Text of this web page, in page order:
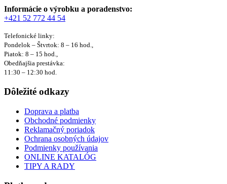
Informácie o výrobku a poradenstvo:
+421 52 772 44 54
Telefonické linky:
Pondelok – Štvrtok: 8 – 16 hod.,
Piatok: 8 – 15 hod.,
Obedňajšia prestávka:
11:30 – 12:30 hod.
Dôležité odkazy
Doprava a platba
Obchodné podmienky
Reklamačný poriadok
Ochrana osobných údajov
Podmienky používania
ONLINE KATALÓG
TIPY A RADY